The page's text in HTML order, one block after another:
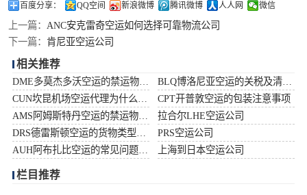
百度分享： QQ空间 新浪微博 腾讯微博 人人网 微信
上一篇： ANC安克雷奇空运如何选择可靠物流公司
下一篇： 肯尼亚空运公司
相关推荐
CPT开普敦空运的包装注意事项
拉合尔LHE空运公司
PRS空运公司
上海到日本空运公司
栏目推荐
巴基斯坦空运
澳大利亚空运
俄罗斯空运
加拿大空运
伊朗空运